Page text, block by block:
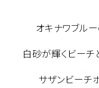
オキナワブル
白砂が輝くビーチ
サザンビーチ